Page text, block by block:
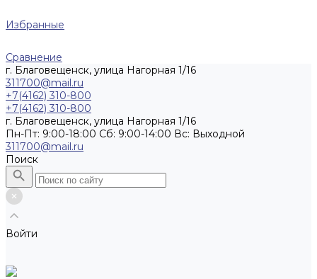
Избранные
Сравнение
г. Благовещенск, улица Нагорная 1/16
311700@mail.ru
+7(4162) 310-800
+7(4162) 310-800
г. Благовещенск, улица Нагорная 1/16
Пн-Пт: 9:00-18:00 Cб: 9:00-14:00 Вс: Выходной
311700@mail.ru
Поиск
Войти